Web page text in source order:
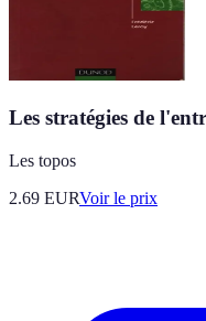
Les stratégies de
Les topos
2.69 EURVoir le prix